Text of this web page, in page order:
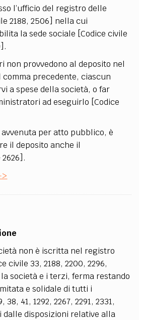
l’ufficio del registro delle
2188, 2506] nella cui
la sede sociale [Codice civile
non provvedono al deposito nel
precedente, ciascun
a spese della società, o far
ad eseguirlo [Codice
per atto pubblico, è
il deposito anche il
non è iscritta nel registro
civile 33, 2188, 2200, 2296,
società e i terzi, ferma restando
e solidale di tutti i
41, 1292, 2267, 2291, 2331,
dalle disposizioni relative alla